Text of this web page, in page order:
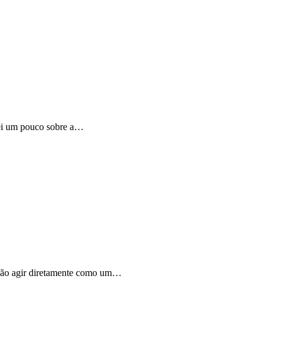
um pouco sobre a…
agir diretamente como um…